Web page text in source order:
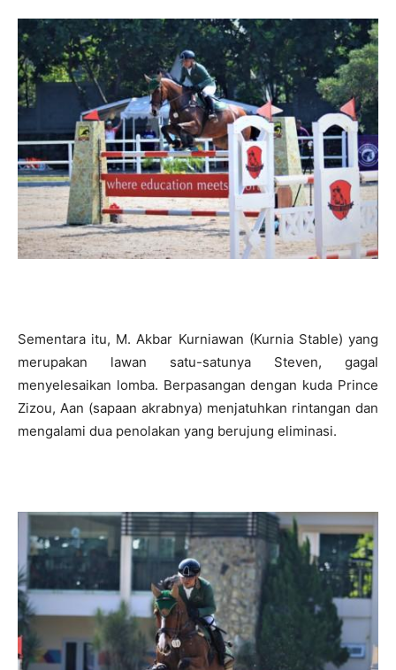
Sementara itu, M. Akbar Kurniawan (Kurnia Stable) yang
merupakan lawan satu-satunya Steven, gagal
menyelesaikan lomba. Berpasangan dengan kuda Prince
Zizou, Aan (sapaan akrabnya) menjatuhkan rintangan dan
mengalami dua penolakan yang berujung eliminasi.